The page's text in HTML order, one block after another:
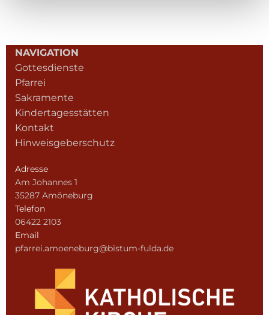
NAVIGATION
Gottesdienste
Pfarrei
Sakramente
Kindertagesstätten
Kontakt
Hinweisgeberschutz
Adresse
Am Johannes 1
35287 Amöneburg
Telefon
06422 2103
Email
pfarrei.amoeneburg@bistum-fulda.de